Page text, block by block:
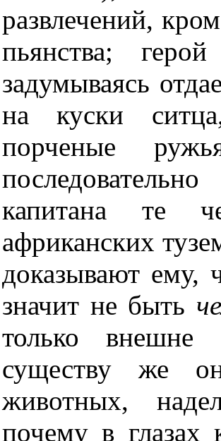
развлечений,
пьянства;
задумываясь
на куски
порченые
капитана те
африканских
доказывают ему,
значит не быть
только
существу же
животных,
почему в глазах